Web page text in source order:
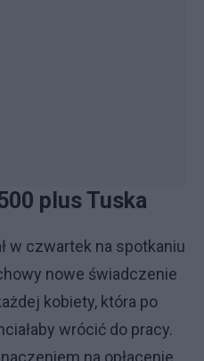
plus Tuska
w czwartek na spotkaniu
nowe świadczenie
kobiety, która po
wrócić do pracy.
na opłacenie